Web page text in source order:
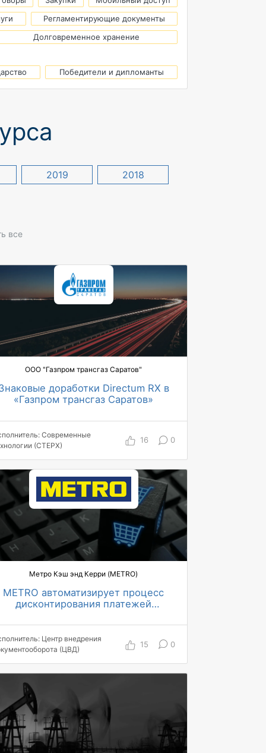
Регламентирующие документы
Долговременное хранение
Победители и дипломанты
2019
2018
все
ООО "Газпром трансгаз Саратов"
доработки Directum RX в
«Газпром трансгаз Саратов»
12 000 документов, содержащих ПД,
удалены в соответствии с
законодательством
на просмотр информации о статусе
поручения
Современные
(СТЕРХ)
16 0
Метро Кэш энд Керри (METRO)
METRO автоматизирует процесс
дисконтирования платежей
интеграции с Контур.Дисконт
Центр внедрения
(ЦВД)
15 0